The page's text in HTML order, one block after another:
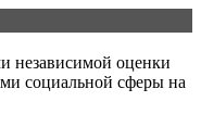
независимой оценки
социальной сферы на